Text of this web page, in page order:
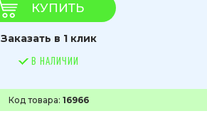
Код товара: 16966
КУПИТЬ
Заказать в 1 клик
В НАЛИЧИИ